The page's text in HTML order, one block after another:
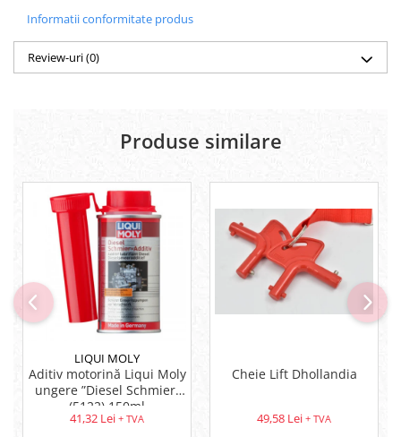
Informatii conformitate produs
Review-uri(0)
Produse similare
LIQUI MOLY
Aditiv motorină Liqui Moly
ungere ”Diesel Schmier”
(5122) 150ml
41,32 Lei + TVA
Cheie Lift Dhollandia
49,58 Lei + TVA